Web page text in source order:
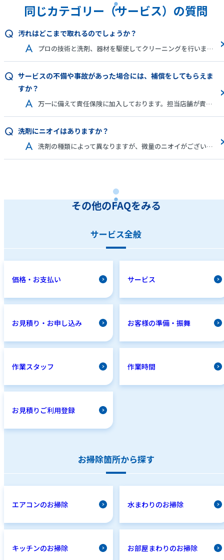
同じカテゴリー（サービス）の質問
汚れはどこまで取れるのでしょうか？
プロの技術と洗剤、器材を駆使してクリーニングを行います。大半の汚れは除去できますが、素材の中に入り込んでいる汚れや、プロでも手の入りにくい箇所などの汚れは完全に除去できない場合があります。詳しくは、事前のお見積り時などにご説明させていただきます。
サービスの不備や事故があった場合には、補償をしてもらえま
すか？
万一に備えて責任保険に加入しております。担当店舗が責任を持って対応させていただきますので、ご安心ください。補償期間は作業後30日間です。
洗剤にニオイはありますか？
洗剤の種類によって異なりますが、微量のニオイがございます。無臭ではございませんので、作業中に気になる点がございましたら、担当スタッフまでお申し付けください。
その他のFAQをみる
サービス全般
価格・お支払い サービス
お見積り・お申し込み お客様の準備・振舞
作業スタッフ 作業時間
お見積りご利用登録
お掃除箇所から探す
エアコンのお掃除 水まわりのお掃除
キッチンのお掃除 お部屋まわりのお掃除